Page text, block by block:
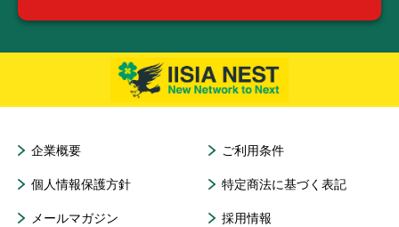
企業概要 ご利用条件
個人情報保護方針 特定商法に基づく表記
メールマガジン 採用情報